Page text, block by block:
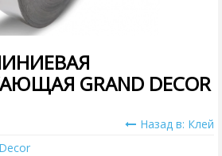
GRAND DECOR
Назад в: Клей